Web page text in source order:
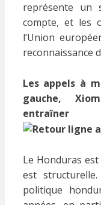
représente un
compte, et les
l’Union
reconnaissance
Les appels à
gauche,
Le Honduras
est
politique